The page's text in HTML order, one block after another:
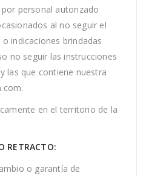
personal autorizado
al no seguir el
indicaciones brindadas
no seguir las instrucciones
las que contiene nuestra
en el territorio de la
RETRACTO:
o garantía de